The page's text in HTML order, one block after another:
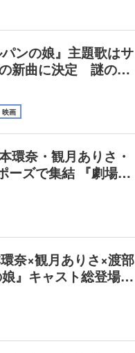
ンの娘』主題歌はサ
の新曲に決定 謎の…
映画
環奈・観月ありさ・
ーズで集結 『劇場…
奈×観月ありさ×渡部
』キャスト総登場…